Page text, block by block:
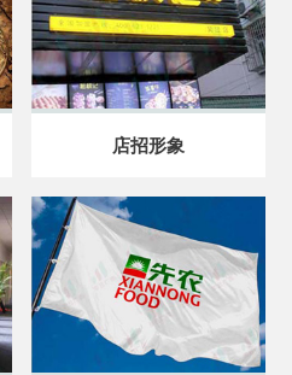
店招形象